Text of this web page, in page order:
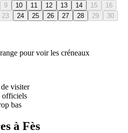
9 10 11 12 13 14 15
16
23 24 25 26 27 28 29
30
pour voir les créneaux
visiter
officiels
bas
à Fès